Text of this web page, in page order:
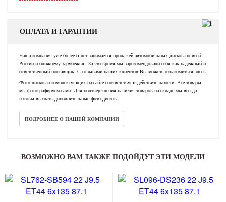
ОПЛАТА И ГАРАНТИИ
Наша компания уже более 5 лет занимается продажей автомобильных дисков по всей
России и ближнему зарубежью. За это время мы зарекомендовали себя как надёжный и
ответственный поставщик. С отзывами наших клиентов Вы можете ознакомиться здесь.
Фото дисков и комплектующих на сайте соответствуют действительности. Все товары
мы фотографируем сами. Для подтверждения наличия товаров на складе мы всегда
готовы выслать дополнительные фото дисков.
ПОДРОБНЕЕ О НАШЕЙ КОМПАНИИ
ВОЗМОЖНО ВАМ ТАКЖЕ ПОДОЙДУТ ЭТИ МОДЕЛИ